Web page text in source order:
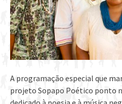
A programação especial que
projeto Sopapo Poético ponto